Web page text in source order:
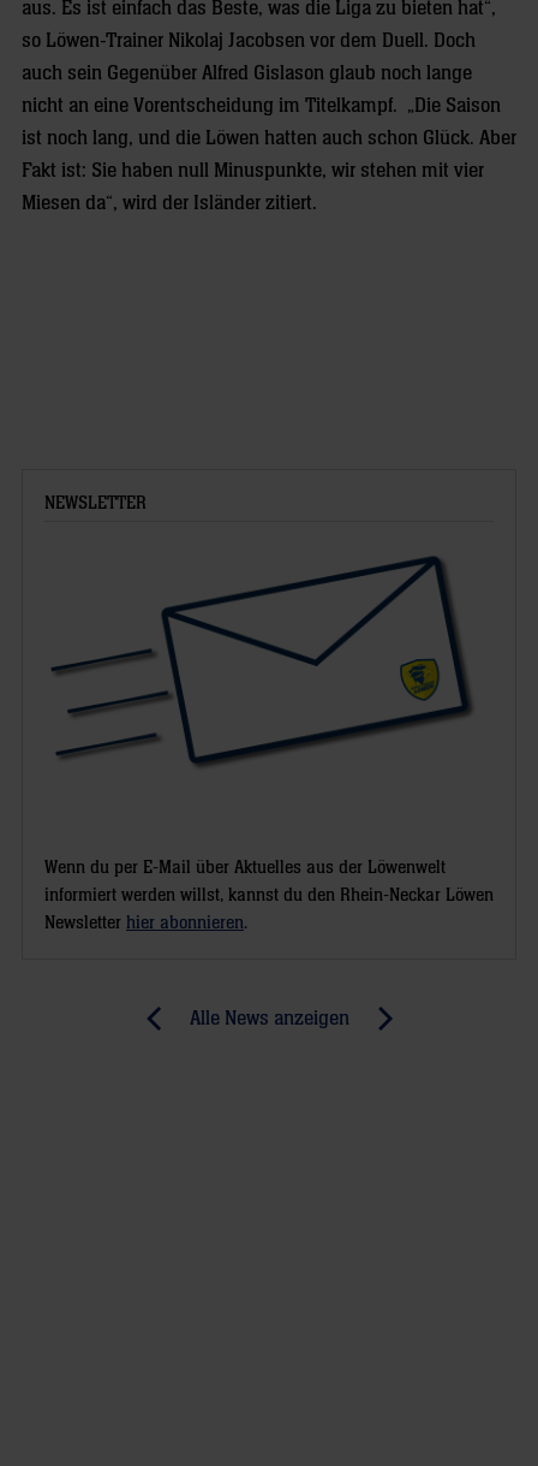
aus. Es ist einfach das Beste, was die Liga zu bieten hat“,
so Löwen-Trainer Nikolaj Jacobsen vor dem Duell. Doch
auch sein Gegenüber Alfred Gislason glaub noch lange
nicht an eine Vorentscheidung im Titelkampf. „Die Saison
ist noch lang, und die Löwen hatten auch schon Glück. Aber
Fakt ist: Sie haben null Minuspunkte, wir stehen mit vier
Miesen da“, wird der Isländer zitiert.
NEWSLETTER
Wenn du per E-Mail über Aktuelles aus der Löwenwelt
informiert werden willst, kannst du den Rhein-Neckar Löwen
Newsletter hier abonnieren.
Alle News anzeigen